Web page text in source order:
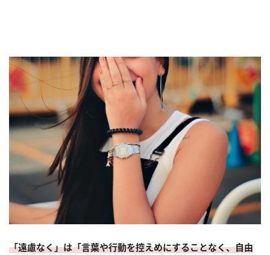
「遠慮なく」は「言葉や行動を控えめにすることなく、自由